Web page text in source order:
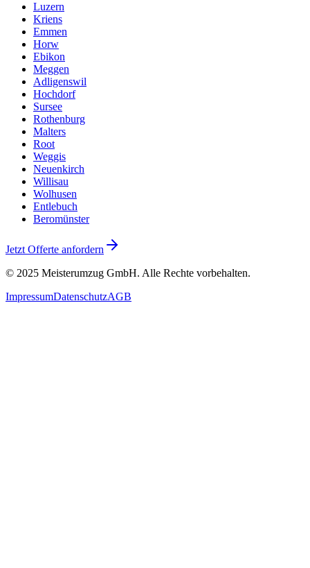
Luzern
Kriens
Emmen
Horw
Ebikon
Meggen
Adligenswil
Hochdorf
Sursee
Rothenburg
Malters
Root
Weggis
Neuenkirch
Willisau
Wolhusen
Entlebuch
Beromünster
Jetzt Offerte anfordern
© 2025 Meisterumzug GmbH. Alle Rechte vorbehalten.
ImpressumDatenschutzAGB